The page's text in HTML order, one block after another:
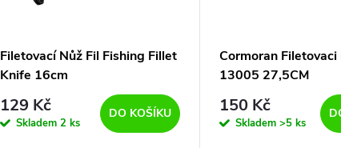
Filetovací Nůž Fil Fishing Fillet
Knife 16cm
129 Kč
Skladem 2 ks
DO KOŠÍKU
Cormoran
13005 27,5CM
150 Kč
Skladem>5 ks